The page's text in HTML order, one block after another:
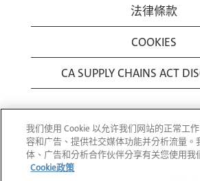
法律條款
COOKIES
CA SUPPLY CHAINS ACT
© 1994-2026 Corning
我们使用 Cookie 以允许我们网站的正常工
容和广告、提供社交媒体功能并分析流量。
体、广告和分析合作伙伴分享有关您使用我
Cookie政策